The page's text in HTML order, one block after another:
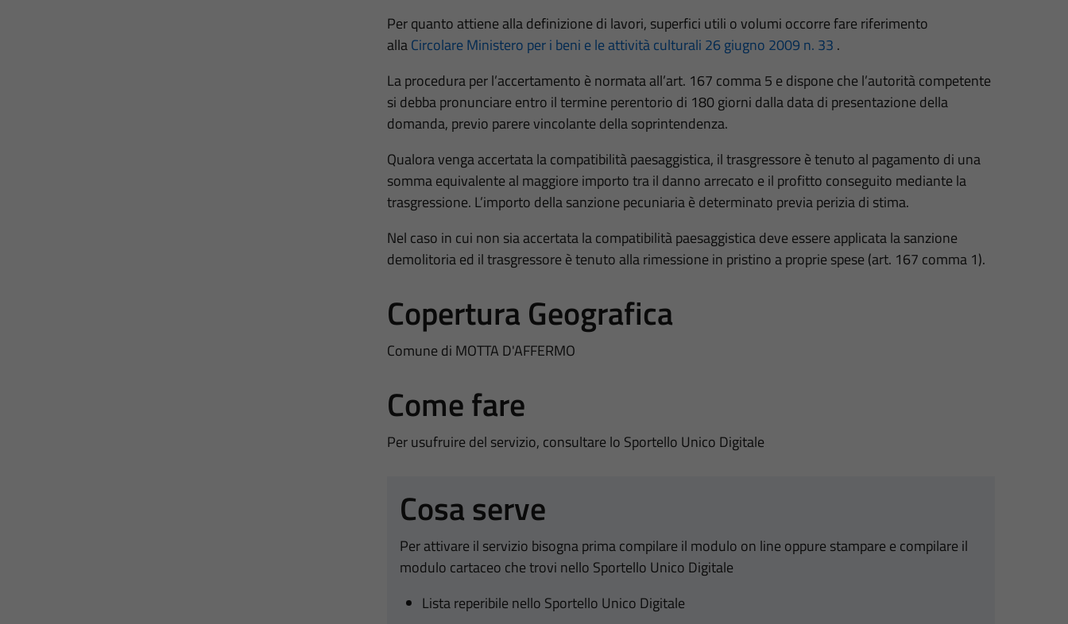
Per quanto attiene alla definizione di lavori, superfici utili o volumi occorre fare riferimento
allaCircolare Ministero per i beni e le attività culturali 26 giugno 2009 n. 33 .
La procedura per l’accertamento è normata all’art. 167 comma 5 e dispone che l’autorità competente
si debba pronunciare entro il termine perentorio di 180 giorni dalla data di presentazione della
domanda, previo parere vincolante della soprintendenza.
Qualora venga accertata la compatibilità paesaggistica, il trasgressore è tenuto al pagamento di una
somma equivalente al maggiore importo tra il danno arrecato e il profitto conseguito mediante la
trasgressione. L’importo della sanzione pecuniaria è determinato previa perizia di stima.
Nel caso in cui non sia accertata la compatibilità paesaggistica deve essere applicata la sanzione
demolitoria ed il trasgressore è tenuto alla rimessione in pristino a proprie spese (art. 167 comma 1).
Copertura Geografica
Comune di MOTTA D'AFFERMO
Come fare
Per usufruire del servizio, consultare lo Sportello Unico Digitale
Cosa serve
Per attivare il servizio bisogna prima compilare il modulo on line oppure stampare e compilare il
modulo cartaceo che trovi nello Sportello Unico Digitale
Lista reperibile nello Sportello Unico Digitale